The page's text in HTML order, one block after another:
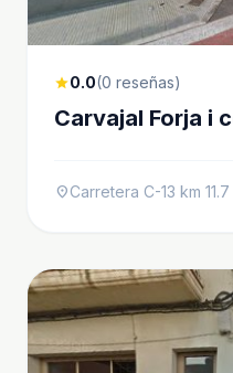
star0.0(0 reseñas)
Carvajal Forja i
location_onCarretera C-13 km 11.7